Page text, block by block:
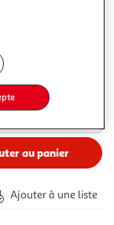
au panier
Ajouter à une liste